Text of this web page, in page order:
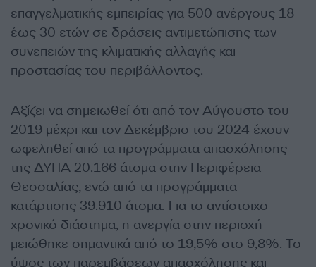
επαγγελματικής εμπειρίας για 500 ανέργους 18
έως 30 ετών σε δράσεις αντιμετώπισης των
συνεπειών της κλιματικής αλλαγής και
προστασίας του περιβάλλοντος.
Αξίζει να σημειωθεί ότι από τον Αύγουστο του
2019 μέχρι και τον Δεκέμβριο του 2024 έχουν
ωφεληθεί από τα προγράμματα απασχόλησης
της ΔΥΠΑ 20.166 άτομα στην Περιφέρεια
Θεσσαλίας, ενώ από τα προγράμματα
κατάρτισης 39.910 άτομα. Για το αντίστοιχο
χρονικό διάστημα, η ανεργία στην περιοχή
μειώθηκε σημαντικά από το 19,5% στο 9,8%. Το
ύψος των παρεμβάσεων απασχόλησης και